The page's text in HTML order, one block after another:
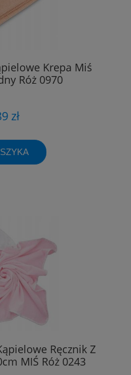
Krepa Miś
Róż 0970
zł
Ręcznik Z
MIŚ Róż 0243